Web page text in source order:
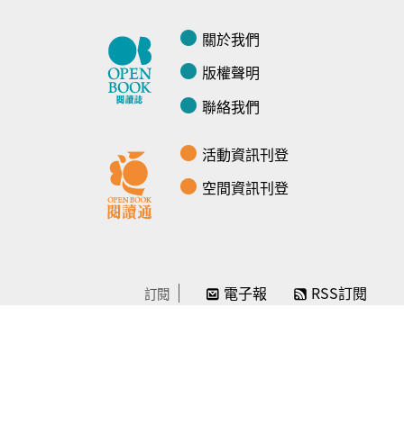
關於我們
版權聲明
聯絡我們
活動資訊刊登
空間資訊刊登
訂閱 電子報 RSS訂閱